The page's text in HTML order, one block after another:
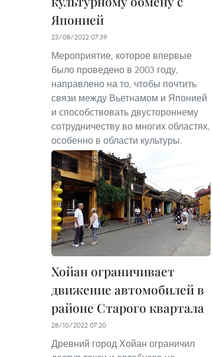
Японией
23/08/2022 07:39
Мероприятие, которое впервые
было проведено в 2003 году,
направлено на то, чтобы почтить
связи между Вьетнамом и Японией
и способствовать двустороннему
сотрудничеству во многих областях,
особенно в области культуры.
Хойан ограничивает
движение автомобилей в
районе Старого квартала
28/10/2022 07:20
Древний город Хойан ограничил